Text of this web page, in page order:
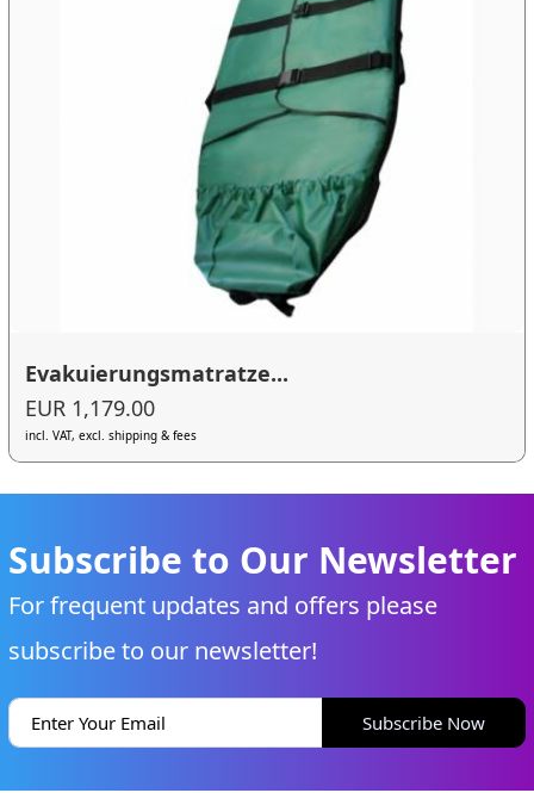
Evakuierungsmatratze...
EUR 1,179.00
incl. VAT, excl. shipping & fees
Subscribe to Our Newsletter
For frequent updates and offers please
subscribe to our newsletter!
Subscribe Now